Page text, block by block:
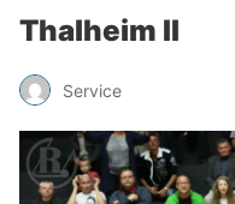
Thalheim II
Service